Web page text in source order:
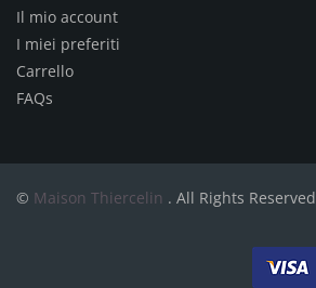
Il mio account
I miei preferiti
Carrello
FAQs
© Maison Thiercelin . All Rights Reserved